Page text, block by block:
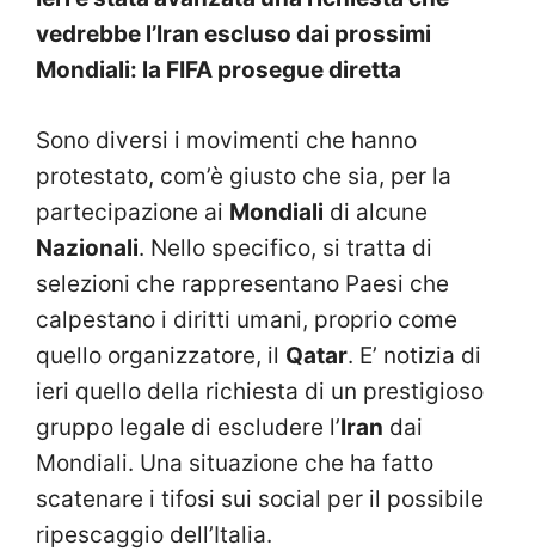
vedrebbe l’Iran escluso dai prossimi
Mondiali: la FIFA prosegue diretta
Sono diversi i movimenti che hanno
protestato, com’è giusto che sia, per la
partecipazione ai Mondiali di alcune
Nazionali. Nello specifico, si tratta di
selezioni che rappresentano Paesi che
calpestano i diritti umani, proprio come
quello organizzatore, il Qatar. E’ notizia di
ieri quello della richiesta di un prestigioso
gruppo legale di escludere l’Iran dai
Mondiali. Una situazione che ha fatto
scatenare i tifosi sui social per il possibile
ripescaggio dell’Italia.